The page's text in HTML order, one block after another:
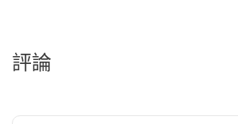
評論